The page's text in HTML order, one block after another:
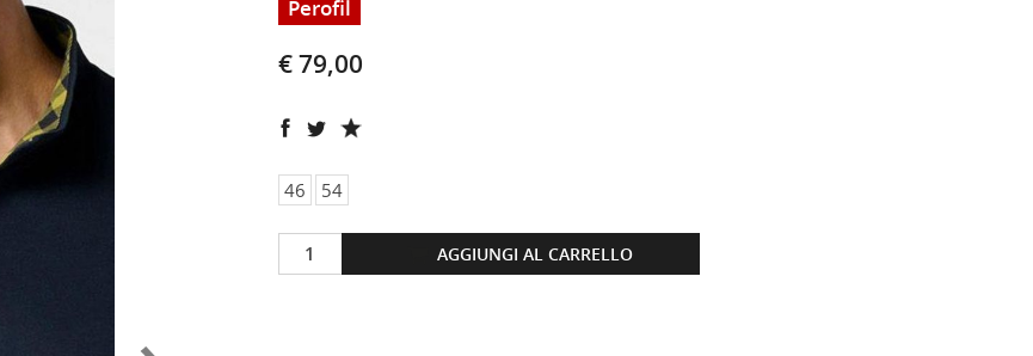
Perofil
€ 79,00
46 54
AGGIUNGI AL CARRELLO